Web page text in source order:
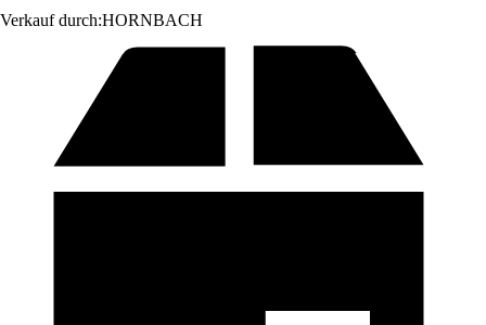
Verkauf durch:HORNBACH